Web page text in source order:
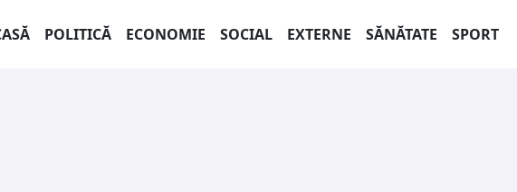
POLITICĂ ECONOMIE SOCIAL EXTERNE SĂNĂTATE SPORT